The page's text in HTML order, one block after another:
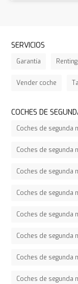
SERVICIOS
Garantía Renting
Vender coche
COCHES DE
Coches de segunda
Coches de segunda
Coches de segunda
Coches de segunda
Coches de segunda
Coches de segunda
Coches de segunda
Coches de segunda